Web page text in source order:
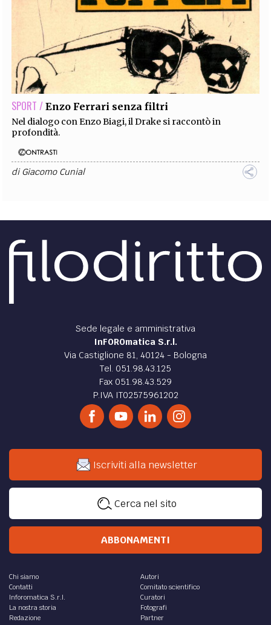
SPORT / Enzo Ferrari senza filtri
Nel dialogo con Enzo Biagi, il Drake si raccontò in
profondità.
diGiacomo Cunial
Sede legale e amministrativa
InFOROmatica S.r.l.
Via Castiglione 81, 40124 - Bologna
Tel. 051.98.43.125
Fax 051.98.43.529
P.IVA IT02575961202
Iscriviti alla newsletter
Cerca nel sito
ABBONAMENTI
Chi siamo
Contatti
Inforomatica S.r.l.
La nostra storia
Redazione
Autori
Comitato scientifico
Curatori
Fotografi
Partner